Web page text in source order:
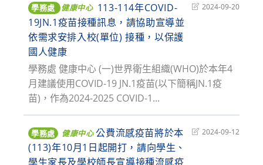
學務處 健康中心 113-114年COVID-
19JN.1疫苗接種訊息，請協助宣導並
依需求安排入校(單位) 接種，以保護
國人健康
Post2024-09-20
學務處 健康中心 (一)世界衛生組織(WHO)於本年4
月建議使用COVID-19 JN.1疫苗(以下簡稱JN.1疫
苗)，作為2024-2025 COVID-1...
學務處 健康中心 公費流感疫苗將於本
(113)年10月1日起開打，請向學生、
學生家長及學校師長宣導接種流感疫
Post2024-09-12